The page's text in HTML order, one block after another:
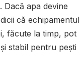
apa devine
că echipamentul
făcute la timp, pot
stabil pentru pești